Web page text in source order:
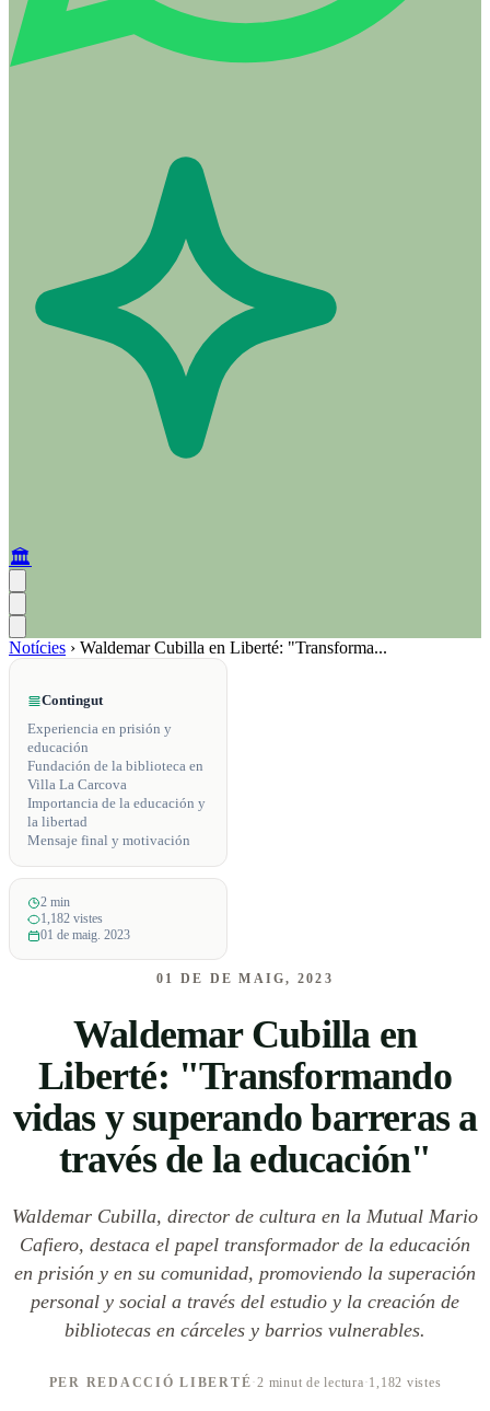
🏛️
Notícies › Waldemar Cubilla en Liberté: "Transforma...
Contingut
Experiencia en prisión y
educación
Fundación de la biblioteca en
Villa La Carcova
Importancia de la educación y
la libertad
Mensaje final y motivación
2 min
1,182 vistes
01 de maig. 2023
01 DE DE MAIG, 2023
Waldemar Cubilla en
Liberté: "Transformando
vidas y superando barreras a
través de la educación"
Waldemar Cubilla, director de cultura en la Mutual Mario
Cafiero, destaca el papel transformador de la educación
en prisión y en su comunidad, promoviendo la superación
personal y social a través del estudio y la creación de
bibliotecas en cárceles y barrios vulnerables.
PER REDACCIÓ LIBERTÉ·2 minut de lectura·1,182 vistes